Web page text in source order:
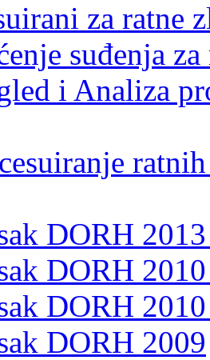
za ratne
suđenja
i Analiza
DORH
DORH
DORH
DORH 2009